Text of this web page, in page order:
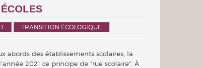
TRANSITION ÉCOLOGIQUE
abords des établissements scolaires, la
2021 ce principe de "rue scolaire". À